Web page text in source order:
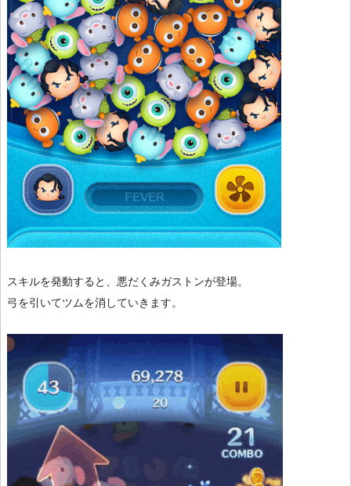
スキルを発動すると、悪だくみガストンが登場。
弓を引いてツムを消していきます。